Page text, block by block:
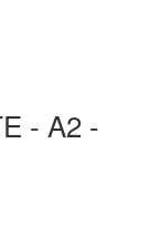
- A2 -